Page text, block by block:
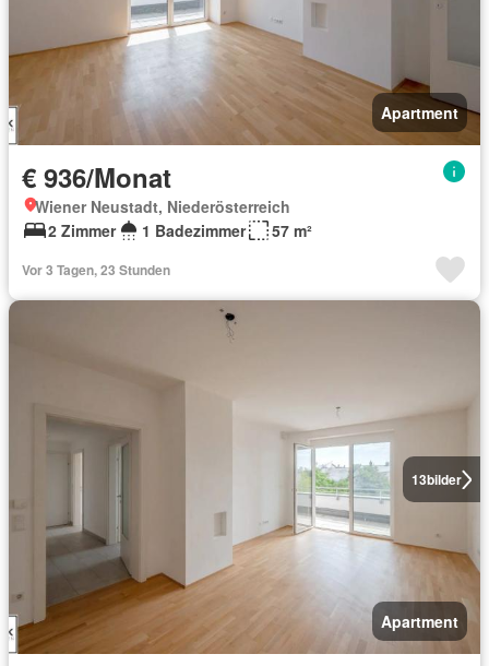
Apartment
€ 936/Monat
Wiener Neustadt, Niederösterreich
2 Zimmer
1 Badezimmer 57 m²
Vor 3 Tagen, 23 Stunden
13bilder
Apartment